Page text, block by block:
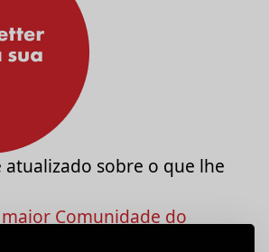
atualizado sobre o que lhe
Comunidade do